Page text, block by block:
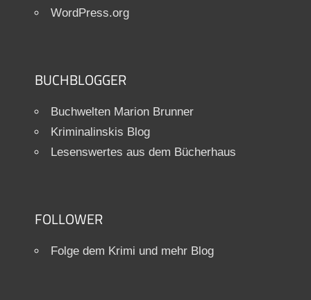
WordPress.org
BUCHBLOGGER
Buchwelten Marion Brunner
Kriminalinskis Blog
Lesenswertes aus dem Bücherhaus
FOLLOWER
Folge dem Krimi und mehr Blog